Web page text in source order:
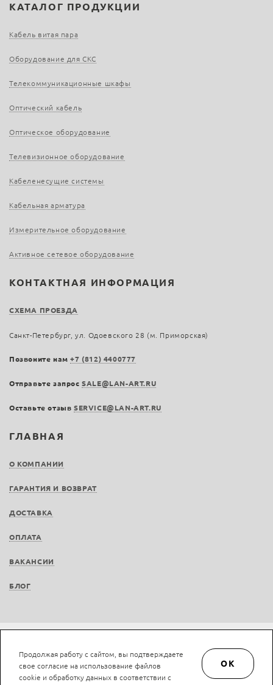
ГЛАВНАЯ
О КОМПАНИИ
ГАРАНТИЯ И ВОЗВРАТ
ДОСТАВКА
ОПЛАТА
ВАКАНСИИ
БЛОГ
КАТАЛОГ ПРОДУКЦИИ
Кабель витая пара
Оборудование для СКС
Телекоммуникационные шкафы
Оптический кабель
Оптическое оборудование
Телевизионное оборудование
Кабеленесущие системы
Кабельная арматура
Измерительное оборудование
Активное сетевое оборудование
КОНТАКТНАЯ ИНФОРМАЦИЯ
СХЕМА ПРОЕЗДА
Санкт-Петербург, ул. Одоевского 28 (м. Приморская)
Позвоните нам+7 (812) 4400777
Отправьте запросSALE@LAN-ART.RU
Оставьте отзыв SERVICE@LAN-ART.RU
Не является публичной офертой © LAN-art.ru, 2013—2026. Все права защищены.
Политика конфиденциальности.
Положение об обработке и защите персональных
данных.
Продолжая работу с сайтом, вы подтверждаете
свое согласие на использование файлов
cookie и обработку данных в соответствии с
OK